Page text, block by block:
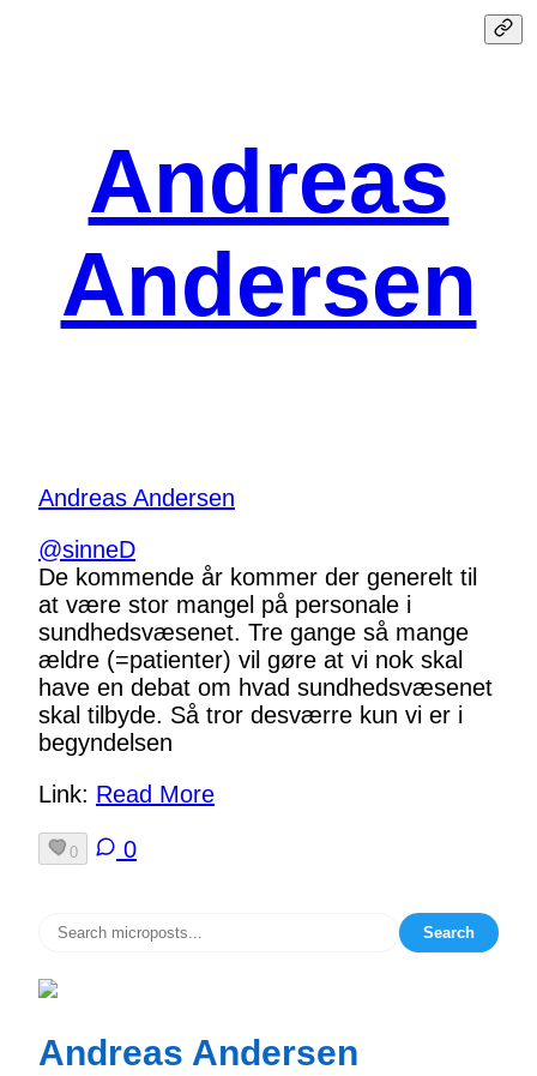
Andreas
Andersen
Andreas Andersen
@sinneD
De kommende år kommer der generelt til
at være stor mangel på personale i
sundhedsvæsenet. Tre gange så mange
ældre (=patienter) vil gøre at vi nok skal
have en debat om hvad sundhedsvæsenet
skal tilbyde. Så tror desværre kun vi er i
begyndelsen
Link: Read More
0 0
Search
Andreas Andersen